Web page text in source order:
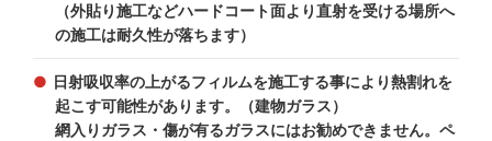
（外貼り施工などハードコート面より直射を受ける場所へ
の施工は耐久性が落ちます）
日射吸収率の上がるフィルムを施工する事により熱割れを
起こす可能性があります。（建物ガラス）
網入りガラス・傷が有るガラスにはお勧めできません。ペ